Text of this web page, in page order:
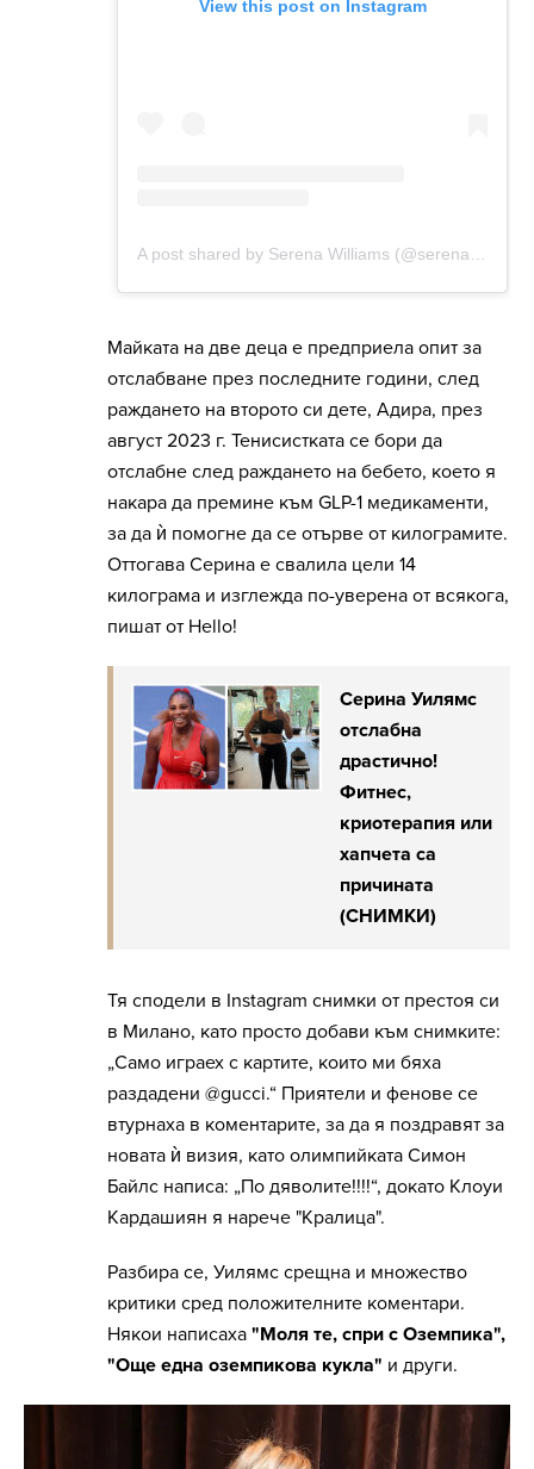
Майката на две деца е предприела опит за
отслабване през последните години, след
раждането на второто си дете, Адира, през
август 2023 г. Тенисистката се бори да
отслабне след раждането на бебето, което я
накара да премине към GLP-1 медикаменти,
за да ѝ помогне да се отърве от килограмите.
Оттогава Серина е свалила цели 14
килограма и изглежда по-уверена от всякога,
пишат от Hello!
Серина Уилямс
отслабна
драстично!
Фитнес,
криотерапия или
хапчета са
причината
(СНИМКИ)
Тя сподели в Instagram снимки от престоя си
в Милано, като просто добави към снимките:
„Само играех с картите, които ми бяха
раздадени @gucci.“ Приятели и фенове се
втурнаха в коментарите, за да я поздравят за
новата ѝ визия, като олимпийката Симон
Байлс написа: „По дяволите!!!!“, докато Клоуи
Кардашиян я нарече "Кралица".
Разбира се, Уилямс срещна и множество
критики сред положителните коментари.
Някои написаха "Моля те, спри с Оземпика",
"Още една оземпикова кукла" и други.